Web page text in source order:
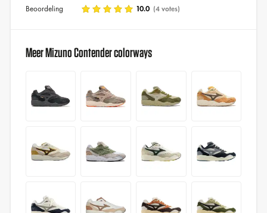
Beoordeling 10.0 (4 votes)
Meer Mizuno Contender colorways